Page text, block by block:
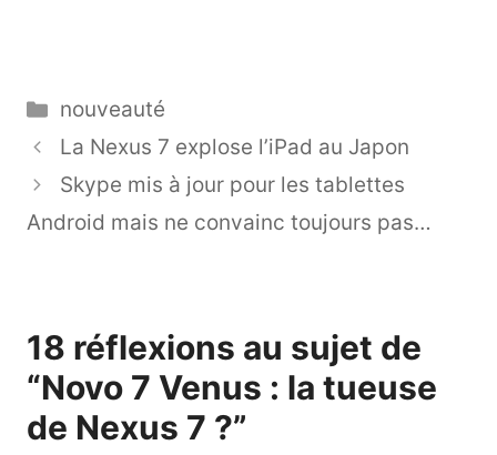
Catégories
nouveauté
La Nexus 7 explose l’iPad au Japon
Skype mis à jour pour les tablettes
Android mais ne convainc toujours pas…
18 réflexions au sujet de
“Novo 7 Venus : la tueuse
de Nexus 7 ?”